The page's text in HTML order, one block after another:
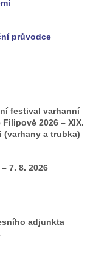
v
v
průvodce
festival varhanní
2026 – XIX.
(varhany a trubka)
7. 8. 2026
adjunkta